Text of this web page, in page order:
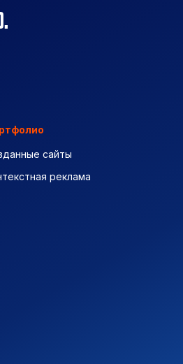
сайты
реклама